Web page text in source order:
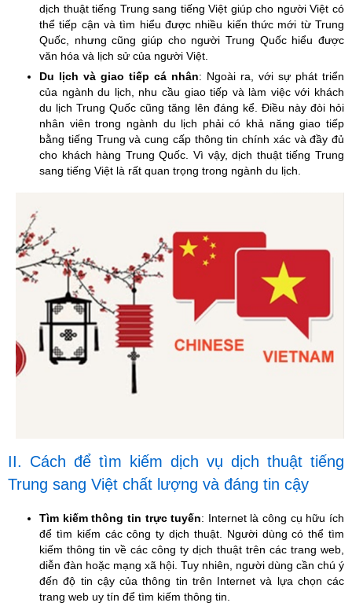
dịch thuật tiếng Trung sang tiếng Việt giúp cho người Việt có
thể tiếp cận và tìm hiểu được nhiều kiến thức mới từ Trung
Quốc, nhưng cũng giúp cho người Trung Quốc hiểu được
văn hóa và lịch sử của người Việt.
Du lịch và giao tiếp cá nhân: Ngoài ra, với sự phát triển
của ngành du lịch, nhu cầu giao tiếp và làm việc với khách
du lịch Trung Quốc cũng tăng lên đáng kể. Điều này đòi hỏi
nhân viên trong ngành du lịch phải có khả năng giao tiếp
bằng tiếng Trung và cung cấp thông tin chính xác và đầy đủ
cho khách hàng Trung Quốc. Vì vậy, dịch thuật tiếng Trung
sang tiếng Việt là rất quan trọng trong ngành du lịch.
II. Cách để tìm kiếm dịch vụ dịch thuật tiếng
Trung sang Việt chất lượng và đáng tin cậy
Tìm kiếm thông tin trực tuyến: Internet là công cụ hữu ích
để tìm kiếm các công ty dịch thuật. Người dùng có thể tìm
kiếm thông tin về các công ty dịch thuật trên các trang web,
diễn đàn hoặc mạng xã hội. Tuy nhiên, người dùng cần chú ý
đến độ tin cậy của thông tin trên Internet và lựa chọn các
trang web uy tín để tìm kiếm thông tin.